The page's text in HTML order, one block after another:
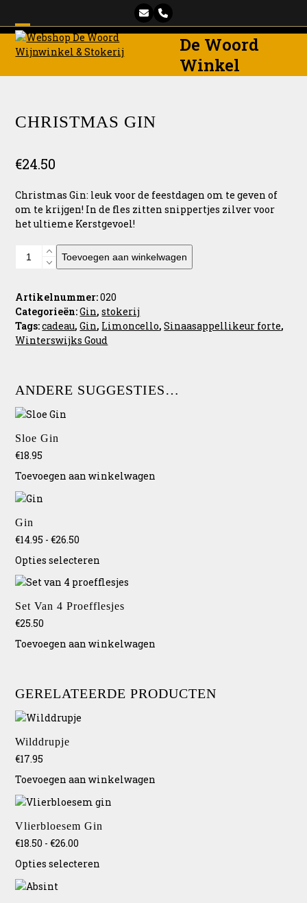
content
E-
mail
Phone
Open
mobile
Close
mobile
De Woord
Winkel
CHRISTMAS GIN
€24.50
Christmas Gin: leuk voor de feestdagen om te geven of
om te krijgen! In de fles zitten snippertjes zilver voor
het ultieme Kerstgevoel!
ChristmasToevoegen aan winkelwagen
Artikelnummer:020
Categorieën:Gin,stokerij
Tags:cadeau,Gin, Limoncello,Sinaasappellikeur forte,
Winterswijks Goud
ANDERE SUGGESTIES…
Sloe Gin
€18.95
Toevoegen aan winkelwagen
Gin
€14.95 - €26.50
tot
€26.50
Opties selecteren
Dit
heeft
meerdere
variaties.
Deze
optie
gekozen
worden
op
Set Van 4 Proefflesjes
€25.50
Toevoegen aan winkelwagen
GERELATEERDE PRODUCTEN
Wilddrupje
€17.95
Toevoegen aan winkelwagen
Vlierbloesem Gin
€18.50 - €26.00
tot
Opties selecteren
Dit
heeft
meerdere
variaties.
Deze
optie